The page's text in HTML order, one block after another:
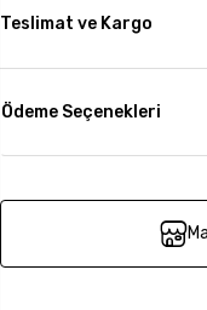
Teslimat ve Kargo
Ödeme Seçenekleri